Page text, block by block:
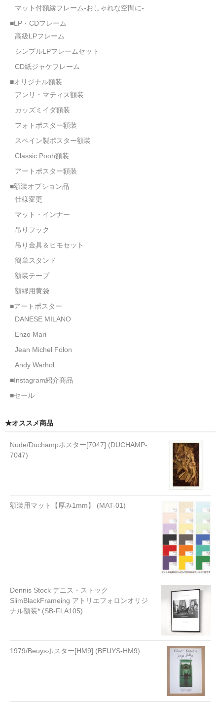
マット付額縁フレーム-おしゃれな空間に-
■LP・CDフレーム
高級LPフレーム
シンプルLPフレームセット
CD紙ジャケフレーム
■オリジナル額装
アンリ・マティス額装
カッズミイダ額装
フォトポスター額装
スペイン製ポスター額装
Classic Pooh額装
アートポスター額装
■額装オプション品
仕様変更
マット・インナー
吊りフック
吊り金具＆ヒモセット
簡単スタンド
額装テープ
額縁用黄袋
■アートポスター
DANESE MILANO
Enzo Mari
Jean Michel Folon
Andy Warhol
■Instagram紹介商品
■セール
★オススメ商品
Nude/Duchampポスター[7047] (DUCHAMP-
7047)
額装用マット【厚み1mm】 (MAT-01)
Dennis Stock デニス・ストック
SlimBlackFrameing アトリエフォロンオリジ
ナル額装* (SB-FLA105)
1979/Beuysポスター[HM9] (BEUYS-HM9)